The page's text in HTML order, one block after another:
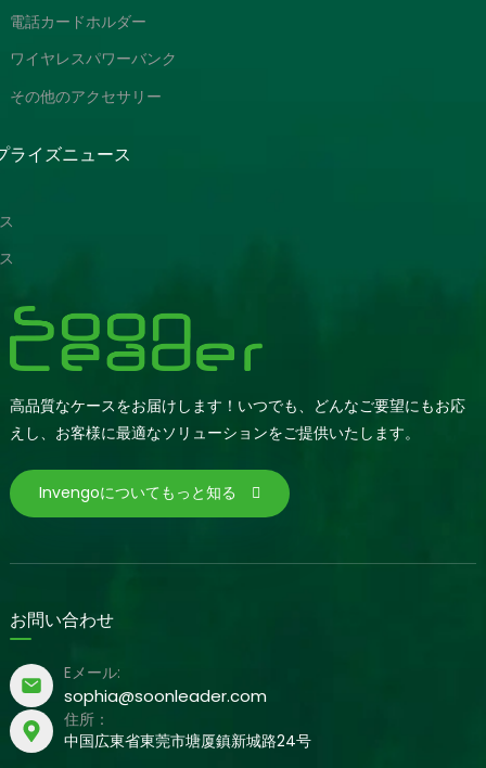
電話カードホルダー
ワイヤレスパワーバンク
その他のアクセサリー
ライズニュース
高品質なケースをお届けします！いつでも、どんなご要望にもお応
えし、お客様に最適なソリューションをご提供いたします。
Invengoについてもっと知る
お問い合わせ
Eメール:
sophia@soonleader.com
住所：
中国広東省東莞市塘厦鎮新城路24号